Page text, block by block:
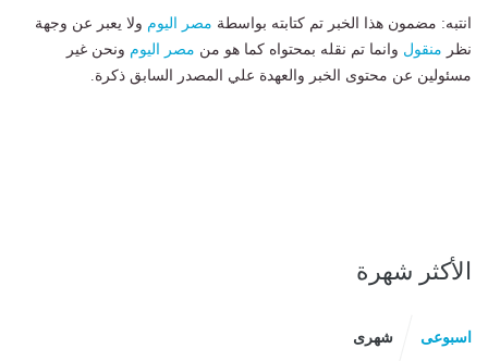
انتبه: مضمون هذا الخبر تم كتابته بواسطة مصر اليوم ولا يعبر عن وجهة
نظر منقول وانما تم نقله بمحتواه كما هو من مصر اليوم ونحن غير
مسئولين عن محتوى الخبر والعهدة علي المصدر السابق ذكرة.
الأكثر شهرة
اسبوعى شهرى